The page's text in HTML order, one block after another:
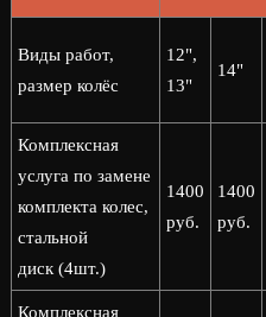
Виды работ,
размер колёс
12",
13"
14"
Комплексная
услуга по замене
комплекта колес,
стальной
диск (4шт.)
1400
руб.
1400
руб.
Комплексная